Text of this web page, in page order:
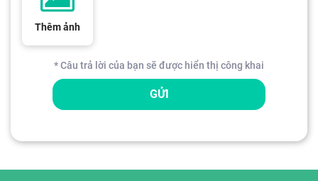
Thêm ảnh
* Câu trả lời của bạn sẽ được hiển thị công khai
GỬI